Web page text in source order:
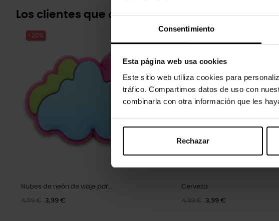
Consentimiento
Esta página web usa cookies
Este sitio web utiliza cookies para
tráfico. Compartimos datos de uso con
combinarla con otra información que les
Rechazar
Los clientes que compraron este producto
-20%
Nubes de neón de viaje por...
4,99 € 3,99 €
Cerveza
4,99 € 3,99 €